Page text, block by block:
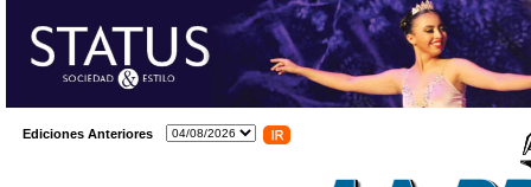
Ediciones Anteriores